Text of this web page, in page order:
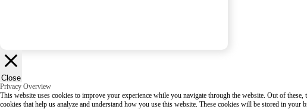
Close
Privacy Overview
This website uses cookies to improve your experience while you navigate through the website. Out of
cookies that help us analyze and understand how you use this website. These cookies will be stored in